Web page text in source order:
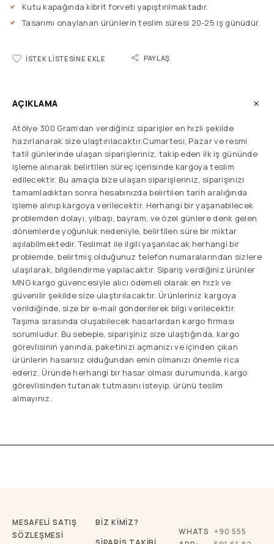
Kutu kapağında kibrit forveti yapıştırılmaktadır.
Tasarımı onaylanan ürünlerin teslim süresi 20-25 iş günüdür.
İSTEK LISTESINE EKLE PAYLAŞ
AÇIKLAMA
Atölye 300 Gram’dan verdiğiniz siparişler en hızlı şekilde
hazırlanarak size ulaştırılacaktır.Cumartesi, Pazar ve resmi
tatil günlerinde ulaşan siparişleriniz, takip eden ilk iş gününde
işleme alınarak belirtilen süreç içerisinde kargoya teslim
edilecektir. Bu amaçla bize ulaşan siparişleriniz, siparişinizi
tamamladıktan sonra hesabınızda belirtilen tarih aralığında
işleme alınıp kargoya verilecektir. Herhangi bir yaşanabilecek
problemden dolayı, yılbaşı, bayram, ve özel günlere denk gelen
dönemlerde yoğunluk nedeniyle, belirtilen süre bir miktar
aşılabilmektedir. Teslimat ile ilgili yaşanılacak herhangi bir
problemde, belirtmiş olduğunuz telefon numaralarından sizlere
ulaşılarak, bilgilendirme yapılacaktır. Sipariş verdiğiniz ürünler
MNG kargo güvencesiyle alıcı ödemeli olarak en hızlı ve
güvenilir şekilde size ulaştırılacaktır. Ürünleriniz kargoya
verildiğinde, size bir e-mail gönderilerek bilgi verilecektir.
Taşıma sırasında oluşabilecek hasarlardan kargo firması
sorumludur. Bu sebeple, siparişiniz size ulaştığında, kargo
görevlisinin yanında, paketinizi açmanızı ve içinden çıkan
ürünlerin hasarsız olduğundan emin olmanızı önemle rica
ederiz. Üründe herhangi bir hasar olması durumunda, kargo
görevlisinden tutanak tutmasını isteyip, ürünü teslim
almayınız.
MESAFELİ SATIŞ
SÖZLEŞMESİ
BİZ KİMİZ?
WHATS
+90 555